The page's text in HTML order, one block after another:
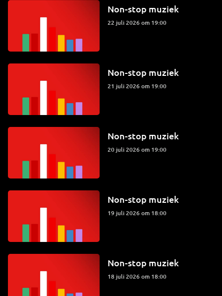
Non-stop muziek
22 juli 2026 om 19:00
Non-stop muziek
21 juli 2026 om 19:00
Non-stop muziek
20 juli 2026 om 19:00
Non-stop muziek
19 juli 2026 om 18:00
Non-stop muziek
18 juli 2026 om 18:00